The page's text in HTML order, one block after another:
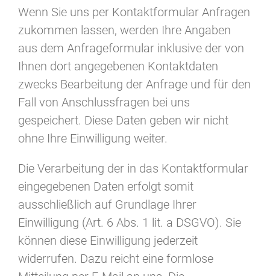
Wenn Sie uns per Kontaktformular Anfragen
zukommen lassen, werden Ihre Angaben
aus dem Anfrageformular inklusive der von
Ihnen dort angegebenen Kontaktdaten
zwecks Bearbeitung der Anfrage und für den
Fall von Anschlussfragen bei uns
gespeichert. Diese Daten geben wir nicht
ohne Ihre Einwilligung weiter.
Die Verarbeitung der in das Kontaktformular
eingegebenen Daten erfolgt somit
ausschließlich auf Grundlage Ihrer
Einwilligung (Art. 6 Abs. 1 lit. a DSGVO). Sie
können diese Einwilligung jederzeit
widerrufen. Dazu reicht eine formlose